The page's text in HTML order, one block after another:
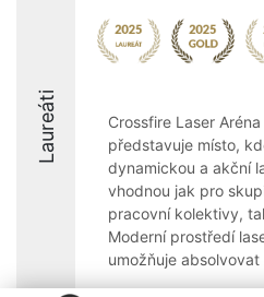
Laureáti
Crossfire Laser
představuje místo,
dynamickou a akční
vhodnou jak pro
pracovní kolektivy,
Moderní prostředí
umožňuje